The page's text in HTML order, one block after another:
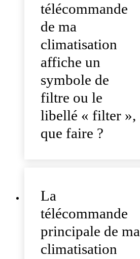
télécommande
de ma
climatisation
affiche un
symbole de
filtre ou le
libellé « filter »,
que faire ?
La
télécommande
principale de ma
climatisation